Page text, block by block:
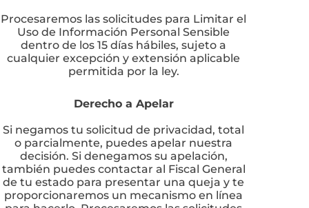
Procesaremos las solicitudes para Limitar el
Uso de Información Personal Sensible
dentro de los 15 días hábiles, sujeto a
cualquier excepción y extensión aplicable
permitida por la ley.
Derecho a Apelar
Si negamos tu solicitud de privacidad, total
o parcialmente, puedes apelar nuestra
decisión. Si denegamos su apelación,
también puedes contactar al Fiscal General
de tu estado para presentar una queja y te
proporcionaremos un mecanismo en línea